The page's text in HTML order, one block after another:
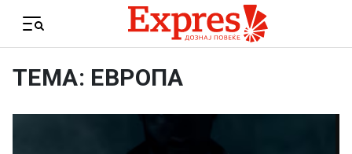
Menu
ТЕМА: ЕВРОПА